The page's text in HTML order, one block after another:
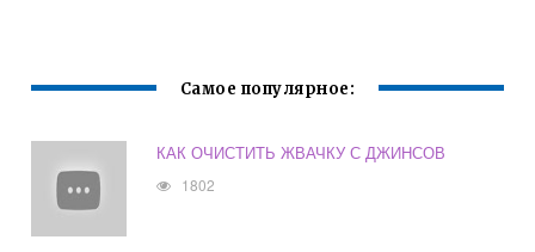
Самое популярное:
КАК ОЧИСТИТЬ ЖВАЧКУ С ДЖИНСОВ
1802